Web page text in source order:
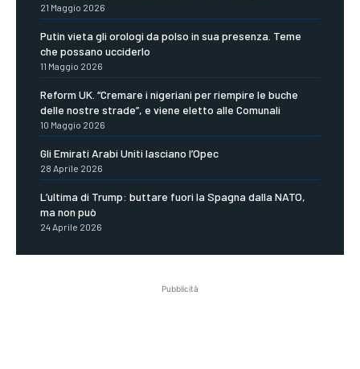
21 Maggio 2026
Putin vieta gli orologi da polso in sua presenza. Teme
che possano ucciderlo
11 Maggio 2026
Reform UK. “Cremare i nigeriani per riempire le buche
delle nostre strade”, e viene eletto alle Comunali
10 Maggio 2026
Gli Emirati Arabi Uniti lasciano l’Opec
28 Aprile 2026
L’ultima di Trump: buttare fuori la Spagna dalla NATO,
ma non può
24 Aprile 2026
Pubblicità